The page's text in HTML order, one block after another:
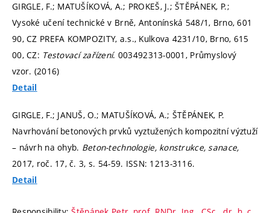
GIRGLE, F.; MATUŠÍKOVÁ, A.; PROKEŠ, J.; ŠTĚPÁNEK, P.;
Vysoké učení technické v Brně, Antonínská 548/1, Brno, 601
90, CZ PREFA KOMPOZITY, a.s., Kulkova 4231/10, Brno, 615
00, CZ: Testovací zařízení. 003492313-0001, Průmyslový
vzor. (2016)
Detail
GIRGLE, F.; JANUŠ, O.; MATUŠÍKOVÁ, A.; ŠTĚPÁNEK, P.
Navrhování betonových prvků vyztužených kompozitní výztuží
– návrh na ohyb. Beton-technologie, konstrukce, sanace,
2017, roč. 17, č. 3, s. 54-59. ISSN: 1213-3116.
Detail